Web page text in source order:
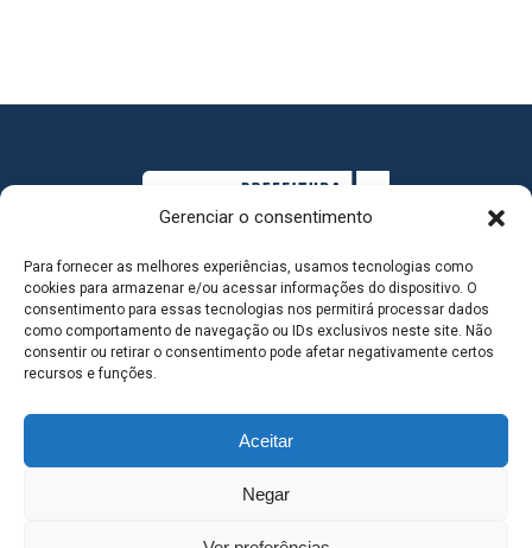
Gerenciar o consentimento
Para fornecer as melhores experiências, usamos tecnologias como
cookies para armazenar e/ou acessar informações do dispositivo. O
consentimento para essas tecnologias nos permitirá processar dados
como comportamento de navegação ou IDs exclusivos neste site. Não
consentir ou retirar o consentimento pode afetar negativamente certos
recursos e funções.
Aceitar
Negar
MAPA DO SITE
SEDE DO ADMINISTRATIVO MUNICIPAL - Avenida